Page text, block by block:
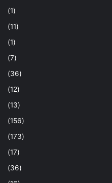
(1)
(11)
(1)
(7)
(36)
(12)
(13)
(156)
(173)
(17)
(36)